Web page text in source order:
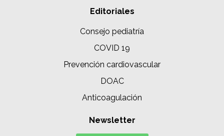
Editoriales
Consejo pediatría
COVID 19
Prevención cardiovascular
DOAC
Anticoagulación
Newsletter